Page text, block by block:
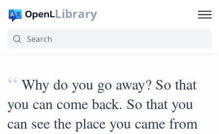
Library
“ Why do you go away? So that
you can come back. So that you
can see the place you came from